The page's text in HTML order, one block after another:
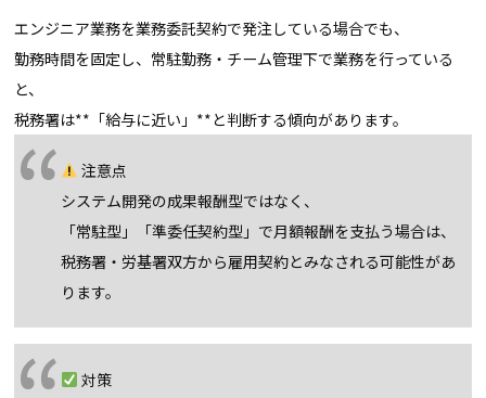
エンジニア業務を業務委託契約で発注している場合でも、
勤務時間を固定し、常駐勤務・チーム管理下で業務を行っている
と、
税務署は**「給与に近い」**と判断する傾向があります。
注意点
システム開発の成果報酬型ではなく、
「常駐型」「準委任契約型」で月額報酬を支払う場合は、
税務署・労基署双方から雇用契約とみなされる可能性があ
ります。
対策